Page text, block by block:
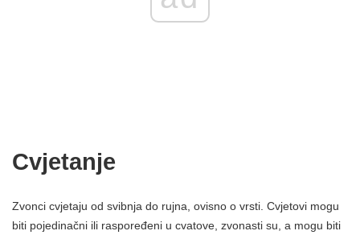
Cvjetanje
Zvonci cvjetaju od svibnja do rujna, ovisno o vrsti. Cvjetovi mogu
biti pojedinačni ili raspoređeni u cvatove, zvonasti su, a mogu biti